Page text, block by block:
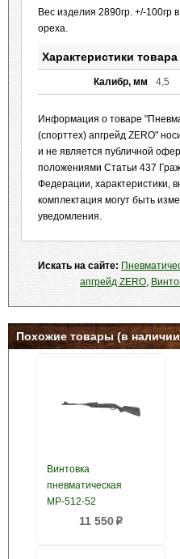
Вес изделия 2890гр. +/-100гр
ореха.
Характеристики товара
Калибр, мм 4,5
Информация о товаре
(спорттех) апгрейд ZERO"
и не является публичной
положениями Статьи 437
Федерации, характеристики,
комплектация могут быть
уведомления.
Искать на сайте:
апгрейд ZERO,
Похожие товары (в
Винтовка
пневматическая
МР-512-52
11 550 p